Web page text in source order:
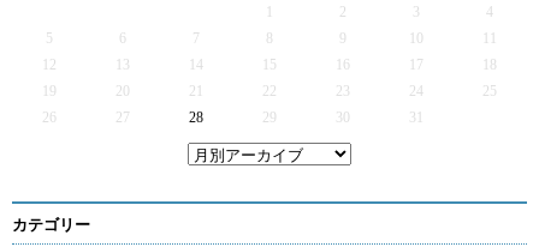
2 3
4
5
6 7 9
12
13 14 15 16 17
19
20 21 22 23 24
25
26
27 28 29 30 31
カテゴリー